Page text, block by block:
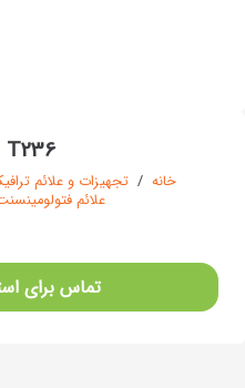
خانه / تجهیزات و علائم
علائم
تماس برای